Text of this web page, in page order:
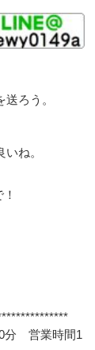
ろう。
ね。
分 営業時間1